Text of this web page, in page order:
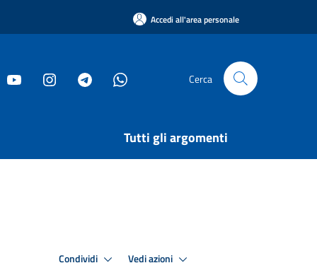
Accedi all'area personale
Cerca
Tutti gli argomenti
Condividi Vedi azioni